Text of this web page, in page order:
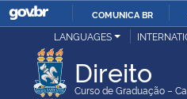
IR
COMUNICA BR
Ministério da Justiça e Segurança Pública
LANGUAGES
Direito
Curso de Graduação –